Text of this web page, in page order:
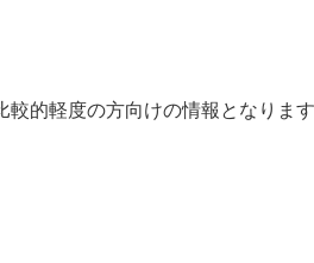
的軽度の方向けの情報となりま